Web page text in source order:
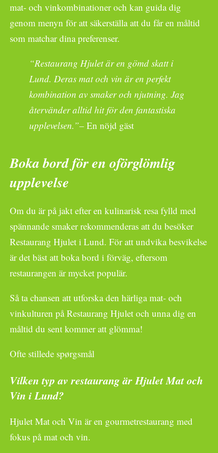
mat- och vinkombinationer och kan guida dig
genom menyn för att säkerställa att du får en måltid
som matchar dina preferenser.
“Restaurang Hjulet är en gömd skatt i
Lund. Deras mat och vin är en perfekt
kombination av smaker och njutning. Jag
återvänder alltid hit för den fantastiska
upplevelsen.”– En nöjd gäst
Boka bord för en oförglömlig
upplevelse
Om du är på jakt efter en kulinarisk resa fylld med
spännande smaker rekommenderas att du besöker
Restaurang Hjulet i Lund. För att undvika besvikelse
är det bäst att boka bord i förväg, eftersom
restaurangen är mycket populär.
Så ta chansen att utforska den härliga mat- och
vinkulturen på Restaurang Hjulet och unna dig en
måltid du sent kommer att glömma!
Ofte stillede spørgsmål
Vilken typ av restaurang är Hjulet Mat och
Vin i Lund?
Hjulet Mat och Vin är en gourmetrestaurang med
fokus på mat och vin.